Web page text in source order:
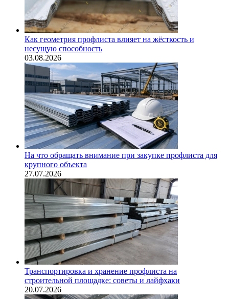
Как геометрия профлиста влияет на жёсткость и
несущую способность
03.08.2026
На что обращать внимание при закупке профлиста для
крупного объекта
27.07.2026
Транспортировка и хранение профлиста на
строительной площадке: советы и лайфхаки
20.07.2026